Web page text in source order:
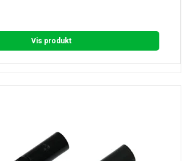
Vis produkt